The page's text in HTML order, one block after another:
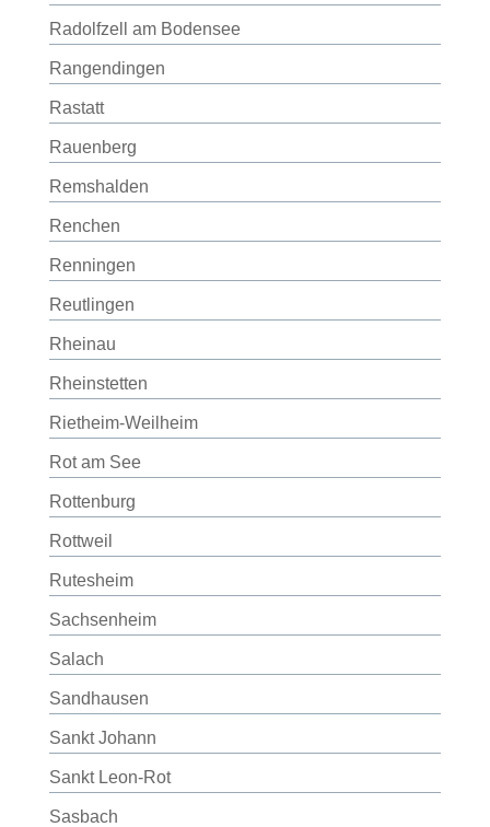
Radolfzell am Bodensee
Rangendingen
Rastatt
Rauenberg
Remshalden
Renchen
Renningen
Reutlingen
Rheinau
Rheinstetten
Rietheim-Weilheim
Rot am See
Rottenburg
Rottweil
Rutesheim
Sachsenheim
Salach
Sandhausen
Sankt Johann
Sankt Leon-Rot
Sasbach